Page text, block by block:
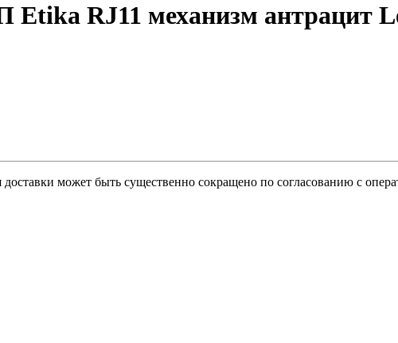
Etika RJ11 механизм антрацит
может быть существенно сокращено по согласованию с